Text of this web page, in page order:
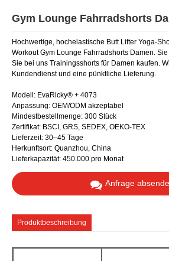
Gym Lounge Fahrradshorts
Hochwertige, hochelastische Butt Lifter Yoga-
Workout Gym Lounge Fahrradshorts Damen.
Sie bei uns Trainingsshorts für Damen kaufen.
Kundendienst und eine pünktliche Lieferung.
Modell: EvaRicky® + 4073
Anpassung: OEM/ODM akzeptabel
Mindestbestellmenge: 300 Stück
Zertifikat: BSCI, GRS, SEDEX, OEKO-TEX
Lieferzeit: 30–45 Tage
Herkunftsort: Quanzhou, China
Lieferkapazität: 450.000 pro Monat
Anfrage
Produktbeschreibung